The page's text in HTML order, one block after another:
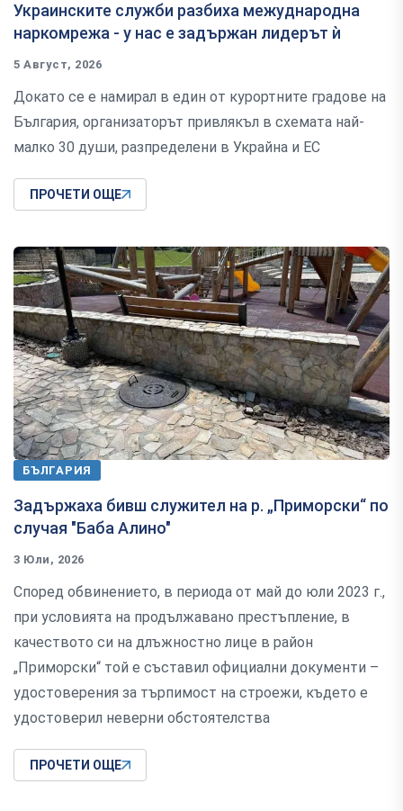
Украинските служби разбиха межуднародна
наркомрежа - у нас е задържан лидерът ѝ
5 Август, 2026
Докато се е намирал в един от курортните градове на
България, организаторът привлякъл в схемата най-
малко 30 души, разпределени в Украйна и ЕС
ПРОЧЕТИ ОЩЕ
БЪЛГАРИЯ
Задържаха бивш служител на р. „Приморски“ по
случая "Баба Алино"
3 Юли, 2026
Според обвинението, в периода от май до юли 2023 г.,
при условията на продължавано престъпление, в
качеството си на длъжностно лице в район
„Приморски“ той е съставил официални документи –
удостоверения за търпимост на строежи, където е
удостоверил неверни обстоятелства
ПРОЧЕТИ ОЩЕ